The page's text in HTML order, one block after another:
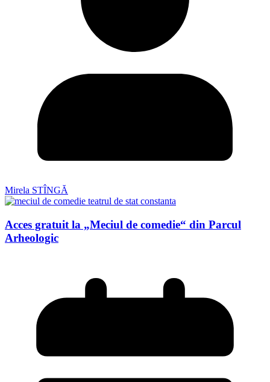
Mirela STÎNGĂ
Acces gratuit la „Meciul de comedie“ din Parcul
Arheologic